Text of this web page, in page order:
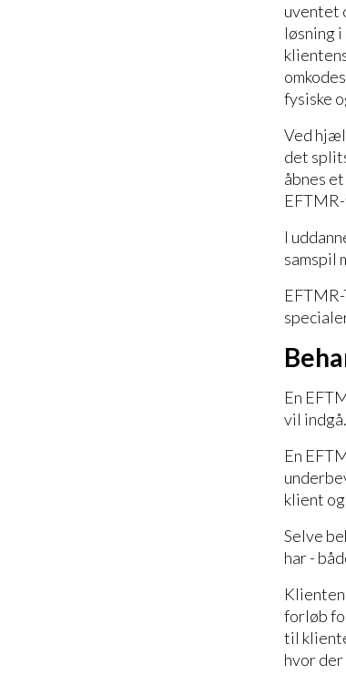
uventet
løsning
Ved
det
åbnes
I
samspil
En
vil
En
klient
Selve
har -
forløb
til
hvor